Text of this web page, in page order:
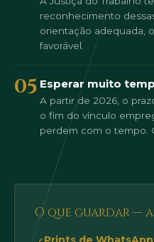
reconhecimento
orientação adequada,
favorável.
05 Esperar muito
A partir de 2026, o
o fim do vínculo
perdem com o tempo.
O que guardar —